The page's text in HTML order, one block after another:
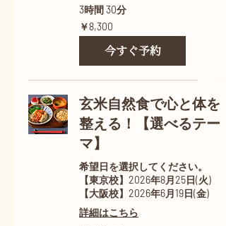
3時間 30分
8,300
円
￥8,300
今すぐ予約
玄米自然食で心と体を
整える！【選べるテー
マ】
希望日を選択してください。
【東京校】2026年8月25日(火)
【大阪校】2026年6月19日(金)
詳細はこちら